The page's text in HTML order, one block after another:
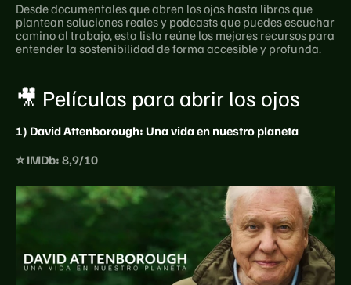
Desde documentales que abren los ojos hasta libros que
plantean soluciones reales y podcasts que puedes escuchar
camino al trabajo, esta lista reúne los mejores recursos para
entender la sostenibilidad de forma accesible y profunda.
🎥 Películas para abrir los ojos
1) David Attenborough: Una vida en nuestro planeta
⭐ IMDb: 8,9/10